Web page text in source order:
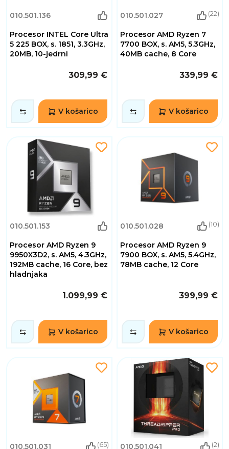
010.501.136
Procesor INTEL Core Ultra
5 225 BOX, s. 1851, 3.3GHz,
20MB, 10-jedrni
309,99 €
V košarico
010.501.027 (22)
Procesor AMD Ryzen 7
7700 BOX, s. AM5, 5.3GHz,
40MB cache, 8 Core
339,99 €
V košarico
010.501.153
Procesor AMD Ryzen 9
9950X3D2, s. AM5, 4.3GHz,
192MB cache, 16 Core, bez
hladnjaka
1.099,99 €
V košarico
010.501.028 (10)
Procesor AMD Ryzen 9
7900 BOX, s. AM5, 5.4GHz,
78MB cache, 12 Core
399,99 €
V košarico
010.501.031 (65) 010.501.041 (2)